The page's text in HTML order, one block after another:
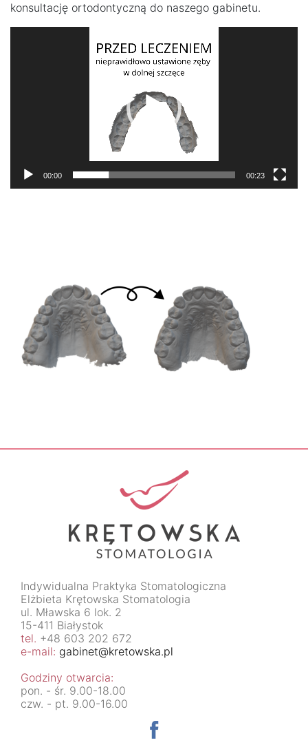
konsultację ortodontyczną do naszego gabinetu.
00:00 00:23
Indywidualna Praktyka Stomatologiczna
Elżbieta Krętowska Stomatologia
ul. Mławska 6 lok. 2
15-411 Białystok
tel. +48 603 202 672
e-mail: gabinet@kretowska.pl
Godziny otwarcia:
pon. - śr. 9.00-18.00
czw. - pt. 9.00-16.00